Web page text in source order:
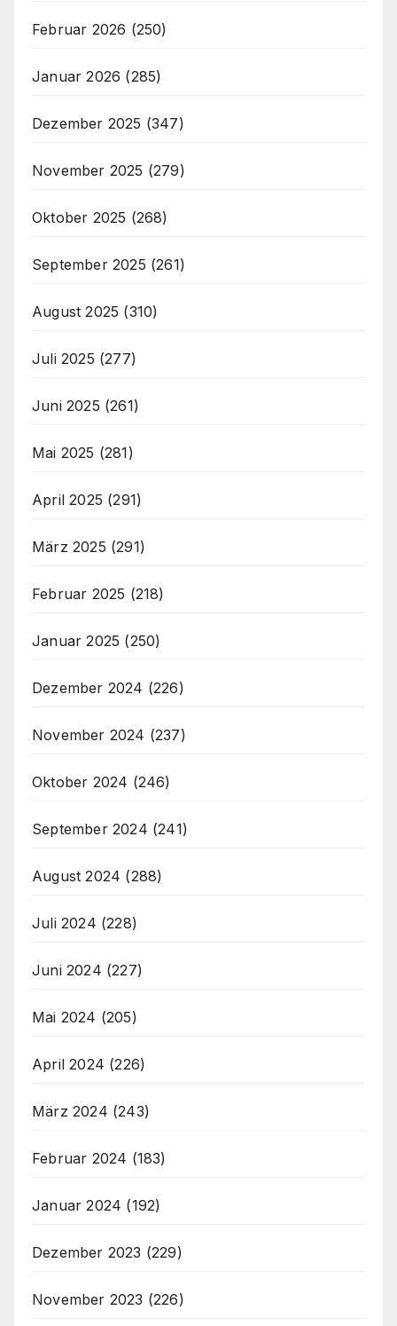
Februar 2026 (250)
Januar 2026 (285)
Dezember 2025 (347)
November 2025 (279)
Oktober 2025 (268)
September 2025 (261)
August 2025 (310)
Juli 2025 (277)
Juni 2025 (261)
Mai 2025 (281)
April 2025 (291)
März 2025 (291)
Februar 2025 (218)
Januar 2025 (250)
Dezember 2024 (226)
November 2024 (237)
Oktober 2024 (246)
September 2024 (241)
August 2024 (288)
Juli 2024 (228)
Juni 2024 (227)
Mai 2024 (205)
April 2024 (226)
März 2024 (243)
Februar 2024 (183)
Januar 2024 (192)
Dezember 2023 (229)
November 2023 (226)